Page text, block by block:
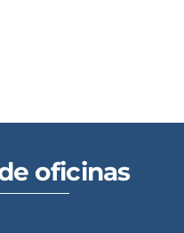
oficinas